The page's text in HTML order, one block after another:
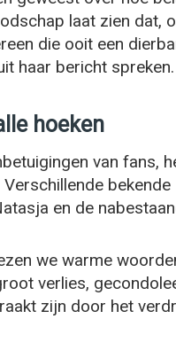
laat zien dat,
die ooit een
haar bericht spreken.
hoeken
van fans,
en de
we warme
verlies,
zijn door het